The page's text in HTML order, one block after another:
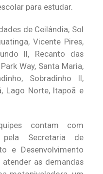
para estudar.
de Ceilândia, Sol
Vicente Pires,
II, Recanto das
Way, Santa Maria,
Sobradinho II,
Lago Norte, Itapoã e
contam com
pela Secretaria de
e Desenvolvimento
as demandas